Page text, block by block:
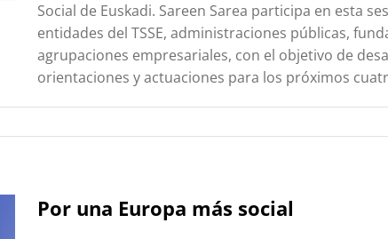
Social de Euskadi. Sareen Sarea participa en esta
entidades del TSSE, administraciones públicas,
agrupaciones empresariales, con el objetivo de
orientaciones y actuaciones para los próximos
Por una Europa más social